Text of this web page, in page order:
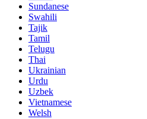
Sundanese
Swahili
Tajik
Tamil
Telugu
Thai
Ukrainian
Urdu
Uzbek
Vietnamese
Welsh